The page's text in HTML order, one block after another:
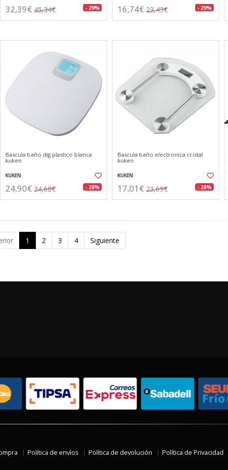
32,39€ 45,34€ - 29% 16,74€ 23,43€ - 29%
Bascula baño dig.plastico blanca
kuken
KUKEN
24,90€ 34,68€ - 28%
Bascula baño electronica cristal
kuken
KUKEN
17,01€ 23,69€ - 28%
1 2 3 4 Siguiente
Política de envíos Política de devolución Política de Privacidad